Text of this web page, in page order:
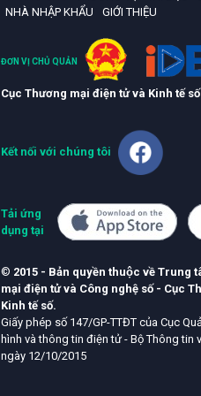
NHÀ NHẬP KHẨU
GIỚI THIỆU
ĐƠN VỊ CHỦ QUẢN
Cục Thương mại điện tử và Kinh tế
Kết nối với chúng tôi
Tải ứng
dụng tại
© 2015 - Bản quyền thuộc về Trung
mại điện tử và Công nghệ số - Cục
Kinh tế số.
Giấy phép số 147/GP-TTĐT của Cục
hình và thông tin điện tử - Bộ Thông tin
ngày 12/10/2015